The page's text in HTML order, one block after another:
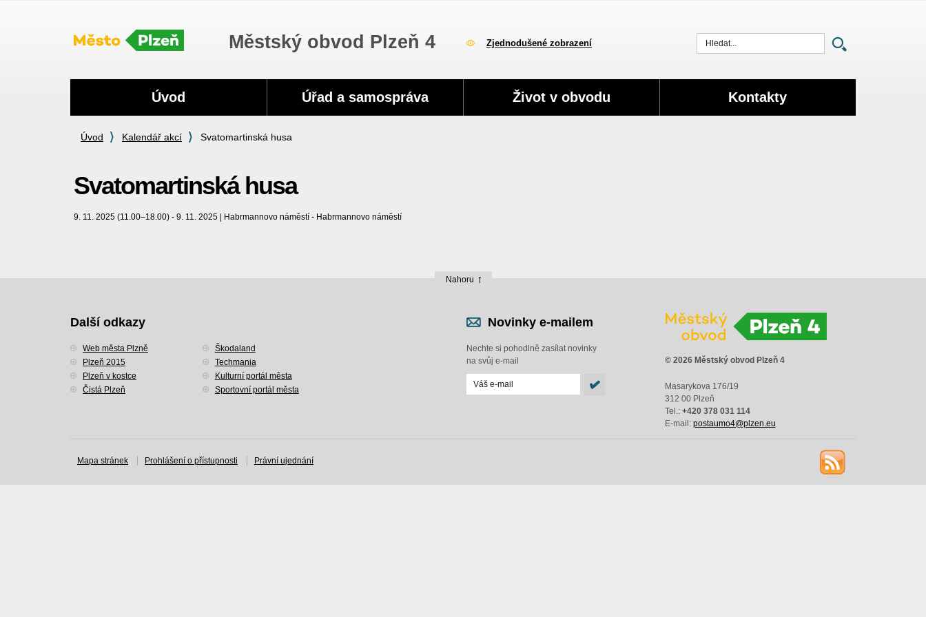
Městský obvod Plzeň 4 Zjednodušené zobrazení
Úvod Kalendář akcí Svatomartinská husa
Svatomartinská husa
9. 11. 2025 (11.00–18.00) - 9. 11. 2025 | Habrmannovo náměstí - Habrmannovo náměstí
Úvod Úřad a samospráva Život v obvodu Kontakty
Nahoru
Další odkazy
Web města Plzně
Plzeň 2015
Plzeň v kostce
Čistá Plzeň
Škodaland
Techmania
Kulturní portál města
Sportovní portál města
Novinky e-mailem
Nechte si pohodlně zasílat novinky
na svůj e-mail
© 2026 Městský obvod Plzeň 4
Masarykova 176/19
312 00 Plzeň
Tel.: +420 378 031 114
E-mail: postaumo4@plzen.eu
Mapa stránek Prohlášení o přístupnosti Právní ujednání